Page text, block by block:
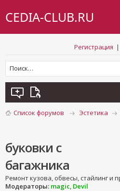
CEDIA-CLUB.RU
Регистрация |
Список форумов Эстетика
буковки с
багажника
Ремонт кузова, обвесы, стайлинг и
Модераторы: magic, Devil